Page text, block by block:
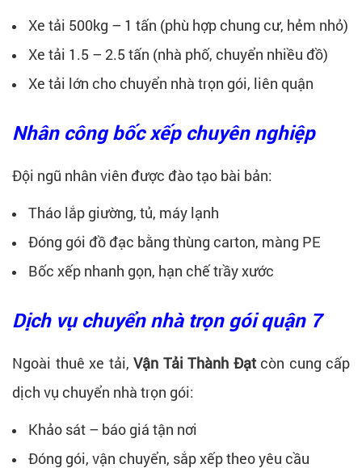
Xe tải 500kg – 1 tấn (phù hợp chung cư, hẻm nhỏ)
Xe tải 1.5 – 2.5 tấn (nhà phố, chuyển nhiều đồ)
Xe tải lớn cho chuyển nhà trọn gói, liên quận
Nhân công bốc xếp chuyên nghiệp
Đội ngũ nhân viên được đào tạo bài bản:
Tháo lắp giường, tủ, máy lạnh
Đóng gói đồ đạc bằng thùng carton, màng PE
Bốc xếp nhanh gọn, hạn chế trầy xước
Dịch vụ chuyển nhà trọn gói quận 7
Ngoài thuê xe tải, Vận Tải Thành Đạtcòn cung cấp
dịch vụ chuyển nhà trọn gói:
Khảo sát – báo giá tận nơi
Đóng gói, vận chuyển, sắp xếp theo yêu cầu